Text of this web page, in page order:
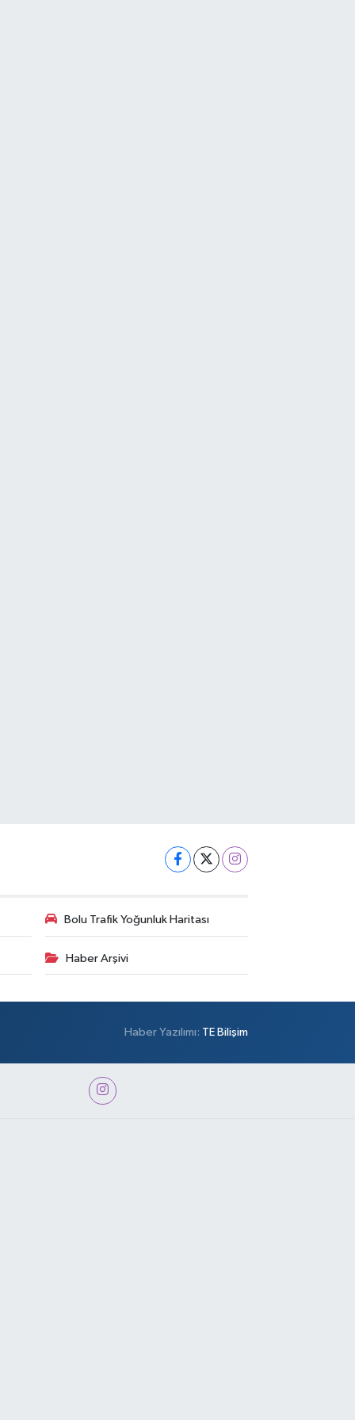
Bolu Trafik Yoğunluk Haritası
Haber Arşivi
Haber Yazılımı: TE Bilişim